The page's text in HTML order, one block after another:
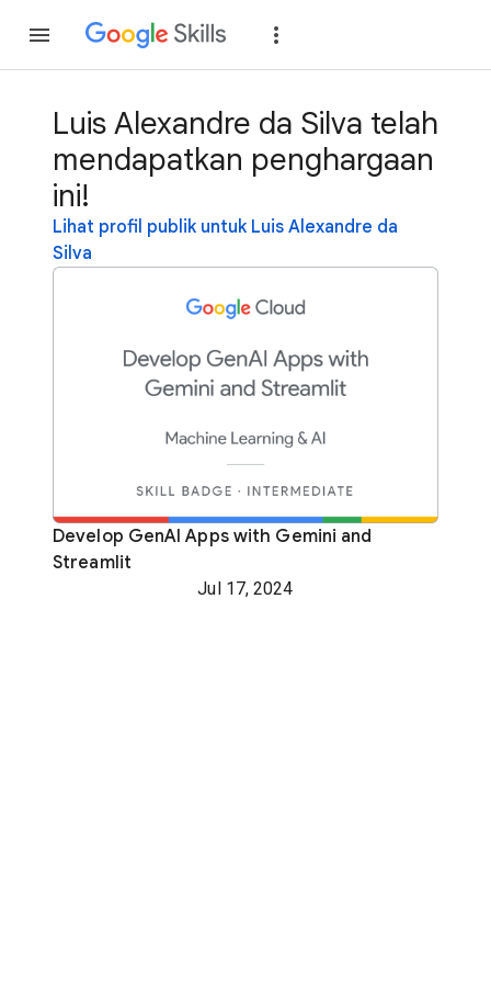
Luis Alexandre da Silva telah
mendapatkan penghargaan
ini!
Lihat profil publik untuk Luis Alexandre da
Silva